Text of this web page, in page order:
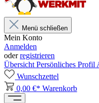
Menü schließen
Mein Konto
Anmelden
oderregistrieren
Übersicht Persönliches Profil
Wunschzettel
0,00 €* Warenkorb